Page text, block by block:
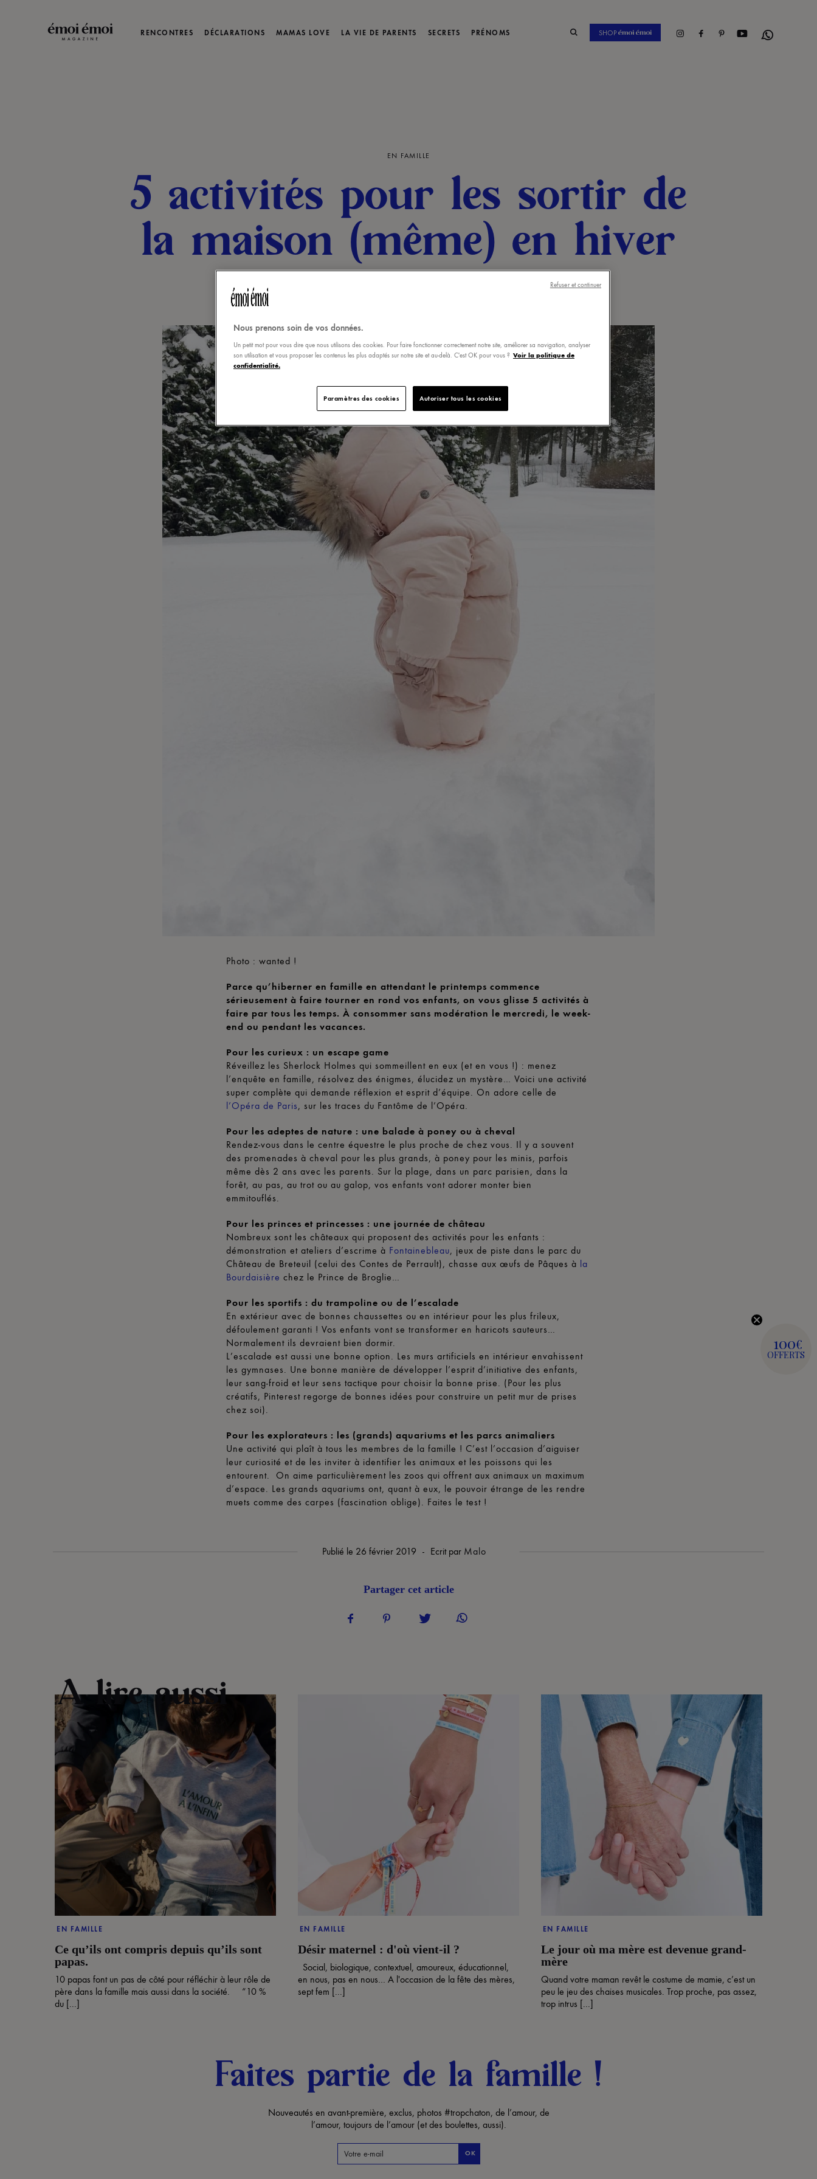
RENCONTRES DÉCLARATIONS MAMAS LOVE LA VIE DE PARENTS SECRETS PRÉNOMS SHOP InstagramFacebook Pinterest Youtube
EN FAMILLE
5 activités pour les sortir de
la maison (même) en hiver
Photo : wanted !
Parce qu’hiberner en famille en attendant le printemps commence
sérieusement à faire tourner en rond vos enfants, on vous glisse 5 activités à
faire par tous les temps. À consommer sans modération le mercredi, le week-
end ou pendant les vacances.
Pour les curieux : un escape game
Réveillez les Sherlock Holmes qui sommeillent en eux (et en vous !) : menez
l’enquête en famille, résolvez des énigmes, élucidez un mystère… Voici une activité
super complète qui demande réflexion et esprit d’équipe. On adore celle de
l’Opéra de Paris, sur les traces du Fantôme de l’Opéra.
Pour les adeptes de nature : une balade à poney ou à cheval
Rendez-vous dans le centre équestre le plus proche de chez vous. Il y a souvent
des promenades à cheval pour les plus grands, à poney pour les minis, parfois
même dès 2 ans avec les parents. Sur la plage, dans un parc parisien, dans la
forêt, au pas, au trot ou au galop, vos enfants vont adorer monter bien
emmitouflés.
Pour les princes et princesses : une journée de château
Nombreux sont les châteaux qui proposent des activités pour les enfants :
démonstration et ateliers d’escrime à Fontainebleau, jeux de piste dans le parc du
Château de Breteuil (celui des Contes de Perrault), chasse aux œufs de Pâques à la
Bourdaisière chez le Prince de Broglie…
Pour les sportifs : du trampoline ou de l’escalade
En extérieur avec de bonnes chaussettes ou en intérieur pour les plus frileux,
défoulement garanti ! Vos enfants vont se transformer en haricots sauteurs…
Normalement ils devraient bien dormir.
L’escalade est aussi une bonne option. Les murs artificiels en intérieur envahissent
les gymnases. Une bonne manière de développer l’esprit d’initiative des enfants,
leur sang-froid et leur sens tactique pour choisir la bonne prise. (Pour les plus
créatifs, Pinterest regorge de bonnes idées pour construire un petit mur de prises
chez soi).
Pour les explorateurs : les (grands) aquariums et les parcs animaliers
Une activité qui plaît à tous les membres de la famille ! C’est l’occasion d’aiguiser
leur curiosité et de les inviter à identifier les animaux et les poissons qui les
entourent. On aime particulièrement les zoos qui offrent aux animaux un maximum
d’espace. Les grands aquariums ont, quant à eux, le pouvoir étrange de les rendre
muets comme des carpes (fascination oblige). Faites le test !
Publié le 26 février 2019 - Ecrit par Malo
Partager cet article
A lire aussi
EN FAMILLE
Ce qu’ils ont compris depuis qu’ils sont
papas.
10 papas font un pas de côté pour réfléchir à leur rôle de
père dans la famille mais aussi dans la société. “10 %
du [...]
EN FAMILLE
Désir maternel : d'où vient-il ?
Social, biologique, contextuel, amoureux, éducationnel,
en nous, pas en nous… A l'occasion de la fête des mères,
sept fem [...]
EN FAMILLE
Le jour où ma mère est devenue grand-
mère
Quand votre maman revêt le costume de mamie, c’est un
peu le jeu des chaises musicales. Trop proche, pas assez,
trop intrus [...]
Faites partie de la famille !
Nouveautés en avant-première, exclus, photos #tropchaton, de l’amour, de
l’amour, toujours de l’amour (et des boulettes, aussi).
OK
100€
OFFERTS
Nous prenons soin de vos données.
Un petit mot pour vous dire que nous utilisons des cookies. Pour faire fonctionner correctement notre site, améliorer sa navigation, analyser
son utilisation et vous proposer les contenus les plus adaptés sur notre site et au-delà. C'est OK pour vous ? Voir la politique de
confidentialité.
Autoriser tous les cookies
Paramètres des cookies
Refuser et continuer